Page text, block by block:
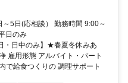
5日(応相談） 勤務時間 9:00～
日のみ
・日中のみ】★春夏冬休みあ
雇用形態 アルバイト・パート
で給食つくりの 調理サポート